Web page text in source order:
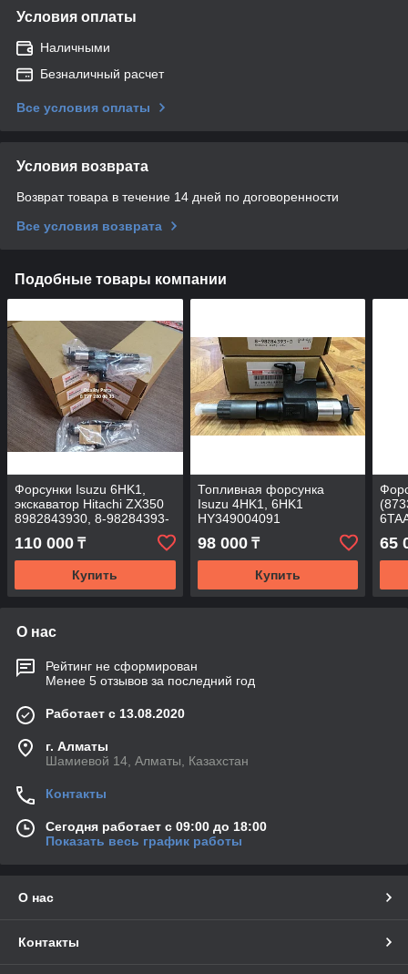
Условия оплаты
Наличными
Безналичный расчет
Все условия оплаты
Условия возврата
Возврат товара в течение 14 дней по договоренности
Все условия возврата
Подобные товары компании
Форсунки Isuzu 6HK1,
экскаватор Hitachi ZX350
8982843930, 8-98284393-
110 000 ₸
Купить
Топливная форсунка
Isuzu 4HK1, 6HK1
HY349004091
98 000₸
Купить
65
О нас
Рейтинг не сформирован
Менее 5 отзывов за последний год
Работает с 13.08.2020
г. Алматы
Шамиевой 14, Алматы, Казахстан
Контакты
Сегодня работает с 09:00 до 18:00
Показать весь график работы
О нас
Контакты